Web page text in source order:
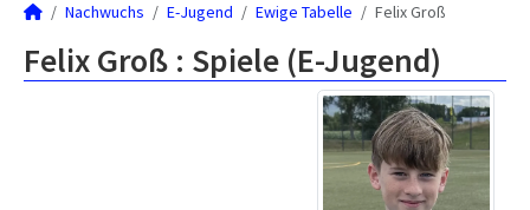
Nachwuchs E-Jugend Ewige Tabelle Felix Groß
Felix Groß : Spiele (E-Jugend)